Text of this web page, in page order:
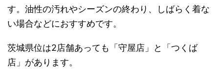
す。油性の汚れやシーズンの終わり、しばらく着な
い場合などにおすすめです。
茨城県位は2店舗あっても「守屋店」と「つくば
店」があります。